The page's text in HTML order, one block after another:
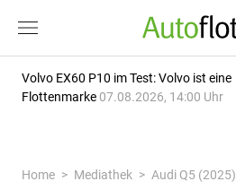
Volvo EX60 P10 im Test: Volvo ist eine
Flottenmarke 07.08.2026, 14:00 Uhr
Home Mediathek Audi Q5 (2025)